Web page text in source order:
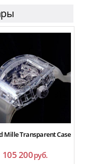
Mille Transparent Case
105 200руб.